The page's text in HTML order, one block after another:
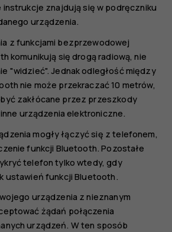
instrukcje znajdują się w podręczniku
urządzenia.
z funkcjami bezprzewodowej
komunikują się drogą radiową, nie
"widzieć". Jednak odległość między
nie może przekraczać 10 metrów,
zakłócane przez przeszkody
urządzenia elektroniczne.
mogły łączyć się z telefonem,
funkcji Bluetooth. Pozostałe
telefon tylko wtedy, gdy
ustawień funkcji Bluetooth.
urządzenia z nieznanym
żądań połączenia
urządzeń. W ten sposób